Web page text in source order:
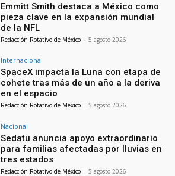
Emmitt Smith destaca a México como
pieza clave en la expansión mundial
de la NFL
Redacción Rotativo de México - 5 agosto 2026
Internacional
SpaceX impacta la Luna con etapa de
cohete tras más de un año a la deriva
en el espacio
Redacción Rotativo de México - 5 agosto 2026
Nacional
Sedatu anuncia apoyo extraordinario
para familias afectadas por lluvias en
tres estados
Redacción Rotativo de México - 5 agosto 2026